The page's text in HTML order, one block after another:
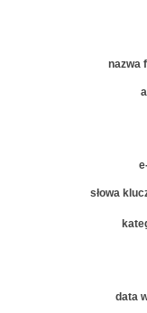
nazwa
słowa
data